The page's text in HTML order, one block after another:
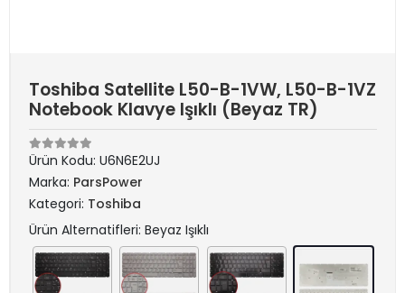
Toshiba Satellite L50-B-1VW, L50-B-1VZ
Notebook Klavye Işıklı (Beyaz TR)
Ürün Kodu: U6N6E2UJ
Marka: ParsPower
Kategori: Toshiba
Ürün Alternatifleri: Beyaz Işıklı